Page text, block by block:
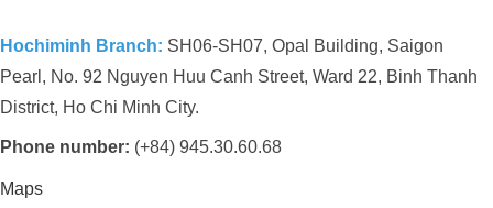
Hochiminh Branch: SH06-SH07, Opal Building, Saigon
Pearl, No. 92 Nguyen Huu Canh Street, Ward 22, Binh Thanh
District, Ho Chi Minh City.
Phone number: (+84) 945.30.60.68
Maps